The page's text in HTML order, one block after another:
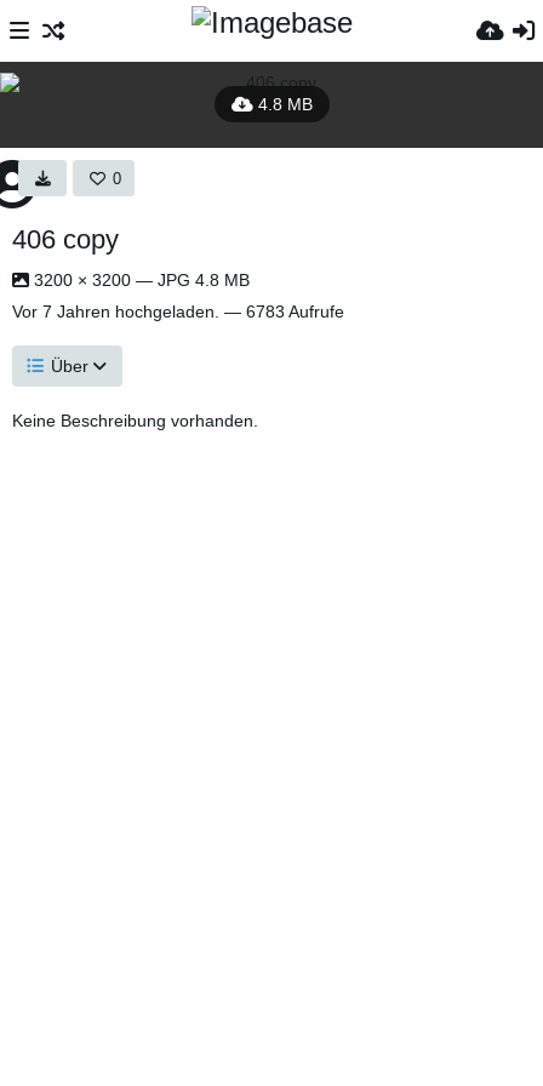
4.8 MB
0
406 copy
3200 × 3200 — JPG 4.8 MB
Vor 7 Jahren hochgeladen. — 6783 Aufrufe
Über
Keine Beschreibung vorhanden.